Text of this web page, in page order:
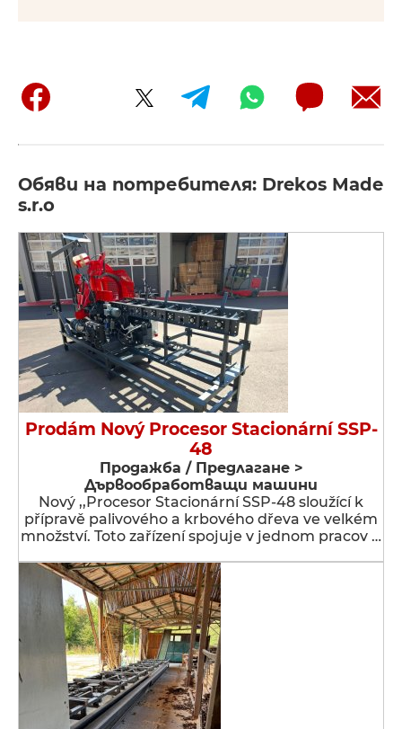
Обяви на потребителя: Drekos Made
s.r.o
Prodám Nový Procesor Stacionární SSP-
48
Продажба / Предлагане >
Дървообработващи машини
Nový ,,Procesor Stacionární SSP-48 sloužící k
přípravě palivového a krbového dřeva ve velkém
množství. Toto zařízení spojuje v jednom pracov …